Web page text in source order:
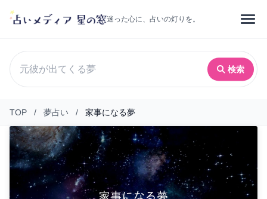
迷った心に、占いの灯りを。
検索
TOP / 夢占い / 家事になる夢